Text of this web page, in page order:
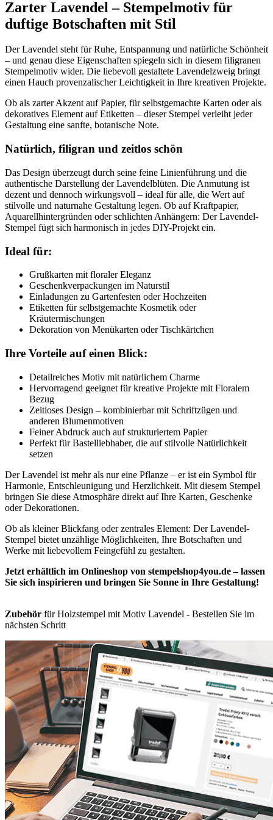
Zarter Lavendel – Stempelmotiv für
duftige Botschaften mit Stil
Der Lavendel steht für Ruhe, Entspannung und natürliche Schönheit
– und genau diese Eigenschaften spiegeln sich in diesem filigranen
Stempelmotiv wider. Die liebevoll gestaltete Lavendelzweig bringt
einen Hauch provenzalischer Leichtigkeit in Ihre kreativen Projekte.
Ob als zarter Akzent auf Papier, für selbstgemachte Karten oder als
dekoratives Element auf Etiketten – dieser Stempel verleiht jeder
Gestaltung eine sanfte, botanische Note.
Natürlich, filigran und zeitlos schön
Das Design überzeugt durch seine feine Linienführung und die
authentische Darstellung der Lavendelblüten. Die Anmutung ist
dezent und dennoch wirkungsvoll – ideal für alle, die Wert auf
stilvolle und naturnahe Gestaltung legen. Ob auf Kraftpapier,
Aquarellhintergründen oder schlichten Anhängern: Der Lavendel-
Stempel fügt sich harmonisch in jedes DIY-Projekt ein.
Ideal für:
Grußkarten mit floraler Eleganz
Geschenkverpackungen im Naturstil
Einladungen zu Gartenfesten oder Hochzeiten
Etiketten für selbstgemachte Kosmetik oder
Kräutermischungen
Dekoration von Menükarten oder Tischkärtchen
Ihre Vorteile auf einen Blick:
Detailreiches Motiv mit natürlichem Charme
Hervorragend geeignet für kreative Projekte mit Floralem
Bezug
Zeitloses Design – kombinierbar mit Schriftzügen und
anderen Blumenmotiven
Feiner Abdruck auch auf strukturiertem Papier
Perfekt für Bastelliebhaber, die auf stilvolle Natürlichkeit
setzen
Der Lavendel ist mehr als nur eine Pflanze – er ist ein Symbol für
Harmonie, Entschleunigung und Herzlichkeit. Mit diesem Stempel
bringen Sie diese Atmosphäre direkt auf Ihre Karten, Geschenke
oder Dekorationen.
Ob als kleiner Blickfang oder zentrales Element: Der Lavendel-
Stempel bietet unzählige Möglichkeiten, Ihre Botschaften und
Werke mit liebevollem Feingefühl zu gestalten.
Jetzt erhältlich im Onlineshop von stempelshop4you.de – lassen
Sie sich inspirieren und bringen Sie Sonne in Ihre Gestaltung!
Zubehör für Holzstempel mit Motiv Lavendel - Bestellen Sie im
nächsten Schritt